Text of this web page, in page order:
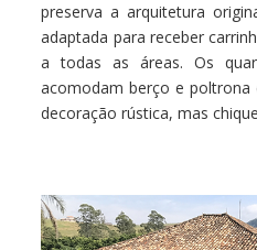
preserva a arquitetura
adaptada para receber
a todas as áreas. Os
acomodam berço e poltrona
decoração rústica, mas